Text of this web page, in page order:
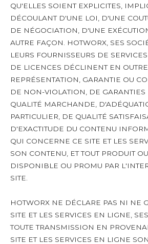
QU'ELLES SOIENT EXPLICITES,
DÉCOULANT D'UNE LOI, D'UNE
DE NÉGOCIATION, D'UNE
AUTRE FAÇON. HOTWORX, SES
LEURS FOURNISSEURS DE
DE LICENCES DÉCLINENT EN OUTRE
REPRÉSENTATION, GARANTIE OU
DE NON-VIOLATION, DE
QUALITÉ MARCHANDE,
PARTICULIER, DE QUALITÉ
D'EXACTITUDE DU CONTENU
QUI CONCERNE CE SITE ET LES
SON CONTENU, ET TOUT PRODUIT
DISPONIBLE OU PROMU PAR
SITE.
HOTWORX NE DÉCLARE PAS NI NE
SITE ET LES SERVICES EN LIGNE,
TOUTE TRANSMISSION EN
SITE ET LES SERVICES EN LIGNE